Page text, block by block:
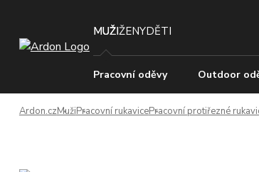
MUŽIŽENYDĚTI
Pracovní oděvy Outdoor
Ardon.czMužiPracovní rukavicePracovní protiřezné